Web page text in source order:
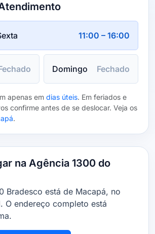
11:00 – 16:00
Domingo Fechado
apenas em dias úteis. Em feriados e
confirme antes de se deslocar. Veja os
.
na Agência 1300 do
Bradesco está de Macapá, no
O endereço completo está